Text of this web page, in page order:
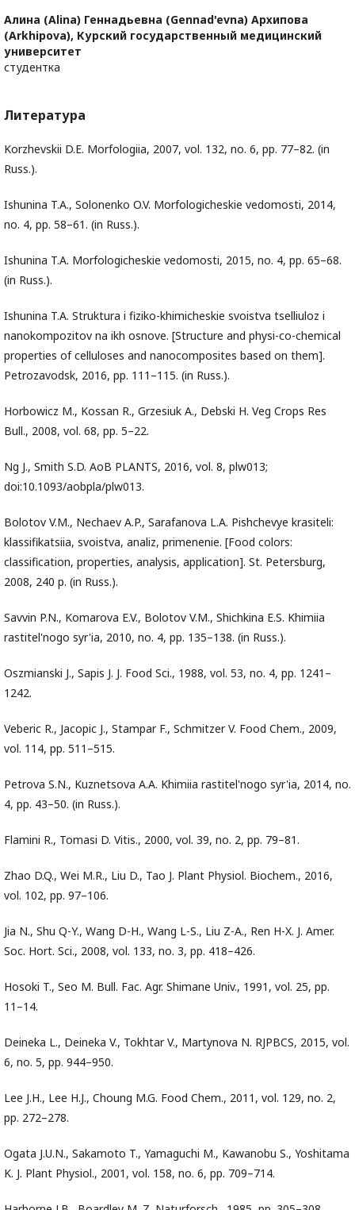
Алина (Alina) Геннадьевна (Gennad'evna) Архипова
(Arkhipova), Курский государственный медицинский
университет
студентка
Литература
Korzhevskii D.E. Morfologiia, 2007, vol. 132, no. 6, pp. 77–82. (in
Russ.).
Ishunina T.A., Solonenko O.V. Morfologicheskie vedomosti, 2014,
no. 4, pp. 58–61. (in Russ.).
Ishunina T.A. Morfologicheskie vedomosti, 2015, no. 4, pp. 65–68.
(in Russ.).
Ishunina T.A. Struktura i fiziko-khimicheskie svoistva tselliuloz i
nanokompozitov na ikh osnove. [Structure and physi-co-chemical
properties of celluloses and nanocomposites based on them].
Petrozavodsk, 2016, pp. 111–115. (in Russ.).
Horbowicz M., Kossan R., Grzesiuk A., Debski H. Veg Crops Res
Bull., 2008, vol. 68, pp. 5–22.
Ng J., Smith S.D. AoB PLANTS, 2016, vol. 8, plw013;
doi:10.1093/aobpla/plw013.
Bolotov V.M., Nechaev A.P., Sarafanova L.A. Pishchevye krasiteli:
klassifikatsiia, svoistva, analiz, primenenie. [Food colors:
classification, properties, analysis, application]. St. Petersburg,
2008, 240 p. (in Russ.).
Savvin P.N., Komarova E.V., Bolotov V.M., Shichkina E.S. Khimiia
rastitel'nogo syr'ia, 2010, no. 4, pp. 135–138. (in Russ.).
Oszmianski J., Sapis J. J. Food Sci., 1988, vol. 53, no. 4, pp. 1241–
1242.
Veberic R., Jacopic J., Stampar F., Schmitzer V. Food Chem., 2009,
vol. 114, pp. 511–515.
Petrova S.N., Kuznetsova A.A. Khimiia rastitel'nogo syr'ia, 2014, no.
4, pp. 43–50. (in Russ.).
Flamini R., Tomasi D. Vitis., 2000, vol. 39, no. 2, pp. 79–81.
Zhao D.Q., Wei M.R., Liu D., Tao J. Plant Physiol. Biochem., 2016,
vol. 102, pp. 97–106.
Jia N., Shu Q-Y., Wang D-H., Wang L-S., Liu Z-A., Ren H-X. J. Amer.
Soc. Hort. Sci., 2008, vol. 133, no. 3, pp. 418–426.
Hosoki T., Seo M. Bull. Fac. Agr. Shimane Univ., 1991, vol. 25, pp.
11–14.
Deineka L., Deineka V., Tokhtar V., Martynova N. RJPBCS, 2015, vol.
6, no. 5, pp. 944–950.
Lee J.H., Lee H.J., Choung M.G. Food Chem., 2011, vol. 129, no. 2,
pp. 272–278.
Ogata J.U.N., Sakamoto T., Yamaguchi M., Kawanobu S., Yoshitama
K. J. Plant Physiol., 2001, vol. 158, no. 6, pp. 709–714.